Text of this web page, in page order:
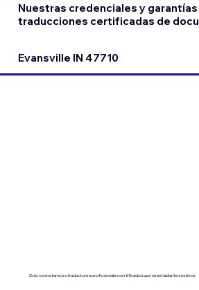
Nuestras credenciales y
traducciones certificadas de
Evansville IN 47710
Solo contratamos a traductores profesionales certificados que sean hablantes nativos.